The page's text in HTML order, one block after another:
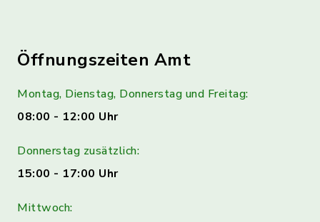
Öffnungszeiten Amt
Montag, Dienstag, Donnerstag und Freitag:
08:00 - 12:00 Uhr
Donnerstag zusätzlich:
15:00 - 17:00 Uhr
Mittwoch: